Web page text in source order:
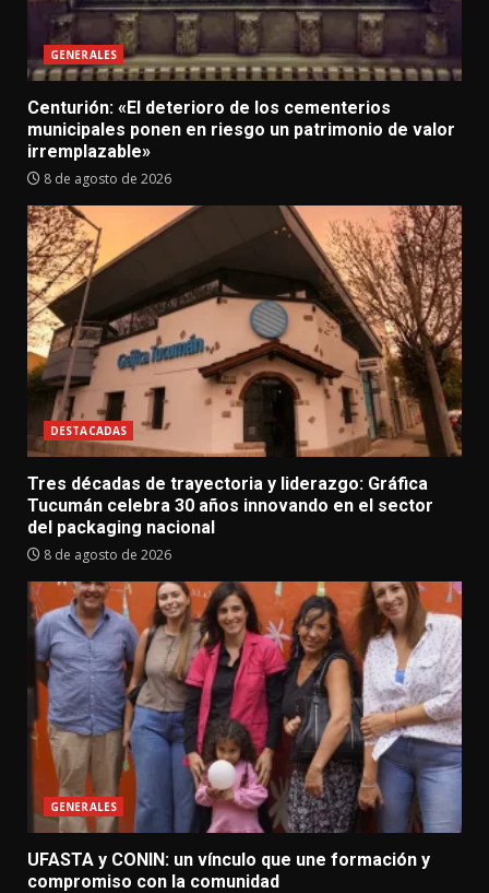
GENERALES
Centurión: «El deterioro de los cementerios
municipales ponen en riesgo un patrimonio de valor
irremplazable»
8 de agosto de 2026
DESTACADAS
Tres décadas de trayectoria y liderazgo: Gráfica
Tucumán celebra 30 años innovando en el sector
del packaging nacional
8 de agosto de 2026
GENERALES
UFASTA y CONIN: un vínculo que une formación y
compromiso con la comunidad